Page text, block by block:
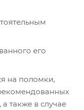
его
на поломки,
также в случае